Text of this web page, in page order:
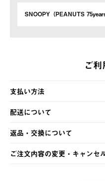
SNOOPY（PEANUTS
ご
支払い方法
以下のいずれかの方法でお支
・クレジットカード決済
・コンビニ決済
・Pay-easy決済
配送について
【発送スケジュール】
ご注文・ご入金完了より2営
土日祝の発送はございません
の発送となる場合がございま
返品・交換について
※お客様都合の場合
ご注文内容の変更・キャンセ